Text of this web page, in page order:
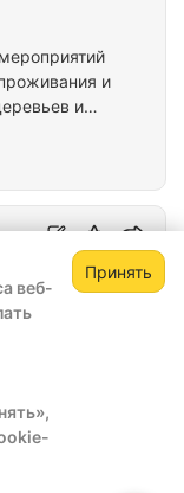
веб-
Принять
и
и
закупке
после
Войти